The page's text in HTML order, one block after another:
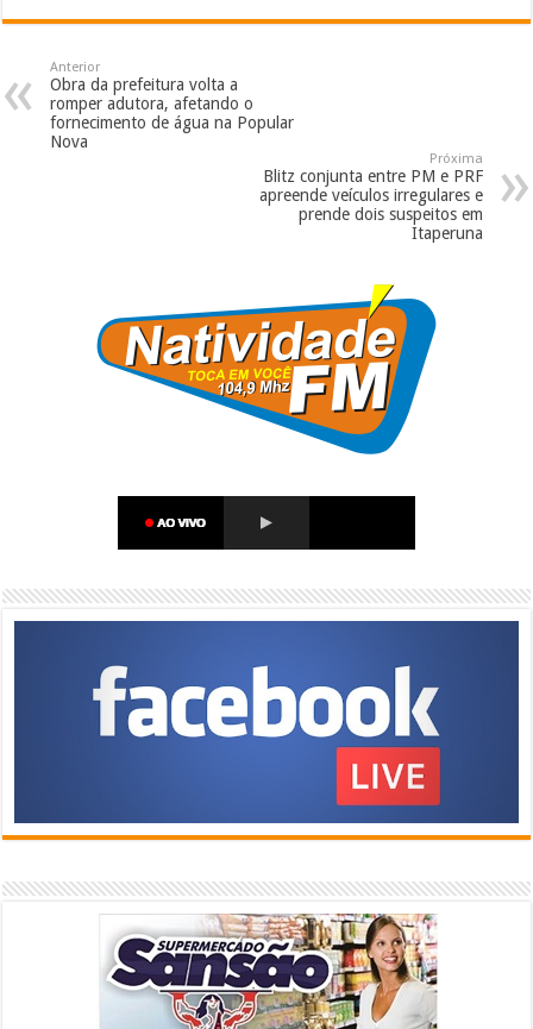
Anterior
Obra da prefeitura volta a
romper adutora, afetando o
fornecimento de água na Popular
Nova
Próxima
Blitz conjunta entre PM e PRF
apreende veículos irregulares e
prende dois suspeitos em
Itaperuna